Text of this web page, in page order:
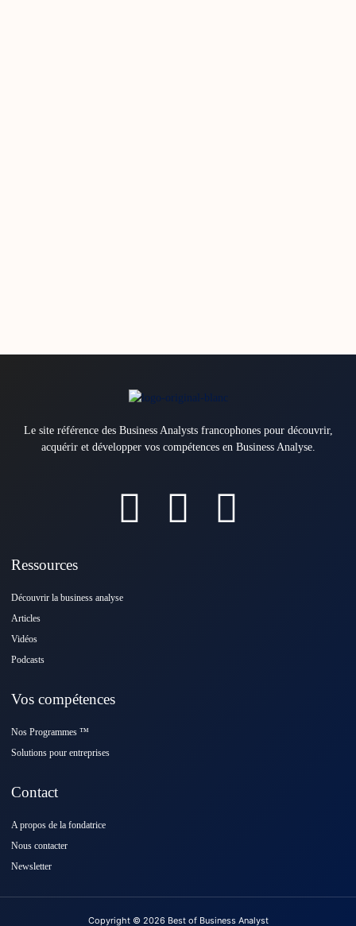
Le site référence des Business Analysts francophones pour découvrir,
acquérir et développer vos compétences en Business Analyse.
Ressources
Découvrir la business analyse
Articles
Vidéos
Podcasts
Vos compétences
Nos Programmes ™️
Solutions pour entreprises
Contact
A propos de la fondatrice
Nous contacter
Newsletter
Copyright © 2026 Best of Business Analyst